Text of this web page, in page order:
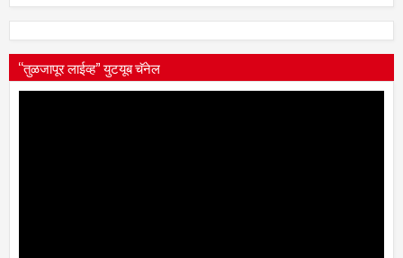
डायरी वाचा
“तुळजापूर लाईव्ह” युटयूब चॅनेल